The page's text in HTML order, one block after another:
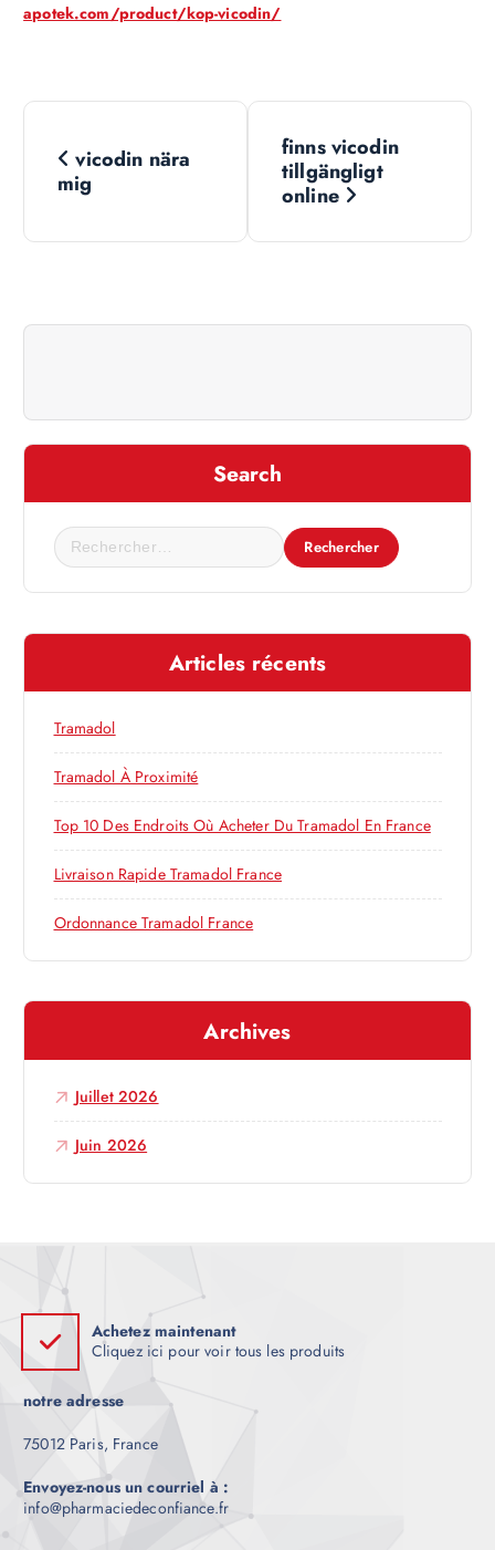
apotek.com/product/kop-vicodin/
N
v
g
a
t
i
n
r
t
i
vicodin nära
mig
finns vicodin
tillgängligt
online
Search
R
e
c
e
c
e
r
:
Articles récents
Tramadol
Tramadol À Proximité
Top 10 Des Endroits Où Acheter Du Tramadol En France
Livraison Rapide Tramadol France
Ordonnance Tramadol France
Archives
Juillet 2026
Juin 2026
Achetez maintenant
Cliquez ici pour voir tous les produits
notre adresse
75012 Paris, France
Envoyez-nous un courriel à :
info@pharmaciedeconfiance.fr